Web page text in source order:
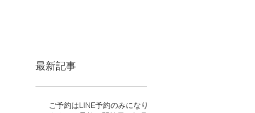
最新記事
ご予約はLINE予約のみになり